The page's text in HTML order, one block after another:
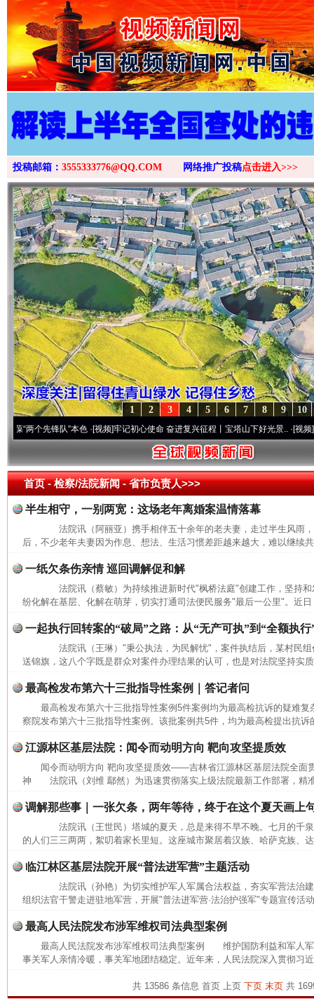
>
投稿邮箱： 3555333776@QQ.COM 网络推广投稿点击进入>>>
10
9
8
7
6
5
4
3
2
1
个先锋队”本色·[视频]牢记初心使命 奋进复兴征程丨宝塔山下好光景..·[视频]因党而
首页- 检察/法院新闻 -省市负责人>>>
半生相守，一别两宽：这场老年离婚案温情落幕
法院讯（阿丽亚）携手相伴五十余年的老夫妻，走过半生风雨
后，不少老年夫妻因为作息、想法、生活习惯差距越来越大，难以继续
一纸欠条伤亲情 巡回调解促和解
法院讯（蔡敏）为持续推进新时代"枫桥法庭"创建工作，坚持和
纷化解在基层、化解在萌芽，切实打通司法便民服务"最后一公里"。近
一起执行回转案的“破局”之路：从“无产可执”到“全额执行
法院讯（王琳）"秉公执法，为民解忧"，案件执结后，某村民组
送锦旗，这八个字既是群众对案件办理结果的认可，也是对法院坚持实
最高检发布第六十三批指导性案例｜答记者问
最高检发布第六十三批指导性案例5件案例均为最高检抗诉的疑
察院发布第六十三批指导性案例。该批案例共5件，均为最高检提出抗诉
江源林区基层法院：闻令而动明方向 靶向攻坚提质效
闻令而动明方向 靶向攻坚提质效——吉林省江源林区基层法院全面
神 法院讯（刘维 鄢然）为迅速贯彻落实上级法院最新工作部署，精
调解那些事｜一张欠条，两年等待，终于在这个夏天画上
法院讯（王世民）塔城的夏天，总是来得不早不晚。七月的千
的人们三三两两，絮叨着家长里短。这座城市聚居着汉族、哈萨克族、
临江林区基层法院开展“普法进军营”主题活动
法院讯（孙艳）为切实维护军人军属合法权益，夯实军营法治
组织法官干警走进驻地军营，开展"普法进军营·法治护强军"专题宣传活
最高人民法院发布涉军维权司法典型案例
最高人民法院发布涉军维权司法典型案例 维护国防利益和军人军
事关军人亲情冷暖，事关军地团结稳定。近年来，人民法院深入贯彻习
共 13586 条信息 首页 上页 下页 末页共
网上购药对药下症？